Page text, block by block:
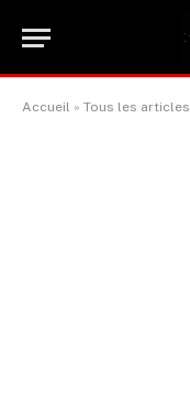
Accueil » Tous les articles